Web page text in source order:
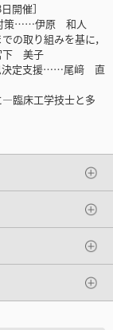
開催］
策……伊原 和人
の取り組みを基に，
下 美子
決定支援……尾﨑 直
臨床工学技士と多